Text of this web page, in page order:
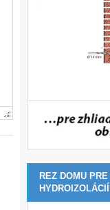
REZ DOMU